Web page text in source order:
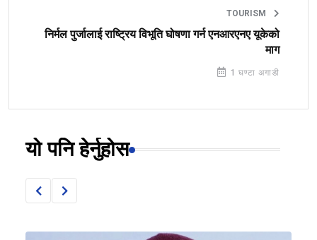
TOURISM
निर्मल पुर्जालाई राष्ट्रिय विभूति घोषणा गर्न एनआरएनए यूकेको
माग
1 घण्टा अगाडी
यो पनि हेर्नुहोस